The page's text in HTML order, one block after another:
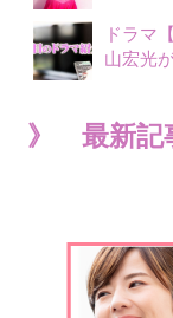
ドラマ
山宏光
》 最新